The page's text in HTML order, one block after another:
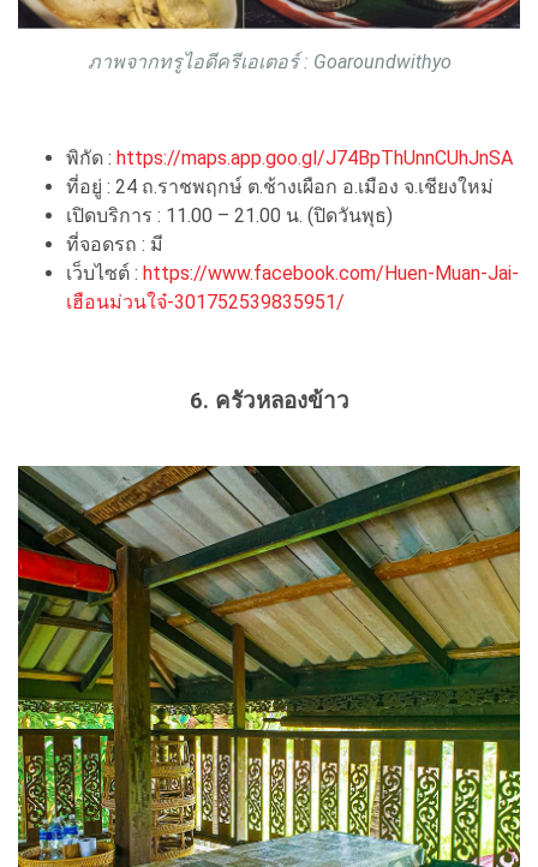
ภาพจากทรูไอดีครีเอเตอร์ : Goaroundwithyo
พิกัด : https://maps.app.goo.gl/J74BpThUnnCUhJnSA
ที่อยู่ : 24 ถ.ราชพฤกษ์ ต.ช้างเผือก อ.เมือง จ.เชียงใหม่
เปิดบริการ : 11.00 – 21.00 น. (ปิดวันพุธ)
ที่จอดรถ : มี
เว็บไซต์ : https://www.facebook.com/Huen-Muan-Jai-
เฮือนม่วนใจ๋-301752539835951/
6. ครัวหลองข้าว